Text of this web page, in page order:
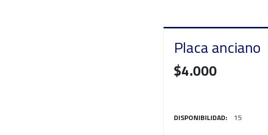
Placa anciano
$4.000
DISPONIBILIDAD: 15